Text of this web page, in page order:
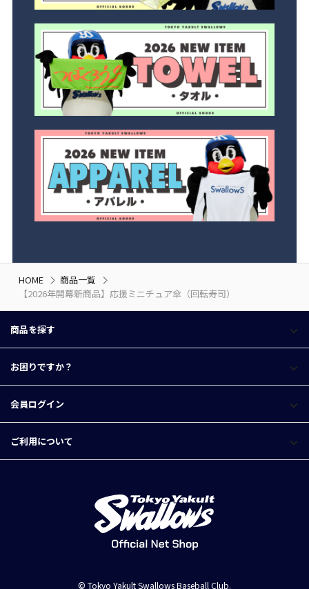
HOME
商品一覧
【2026年開幕新商品】応援ミニチュア傘（回転寿司）
商品を探す
お困りですか？
会員ログイン
ご利用について
© Tokyo Yakult Swallows Baseball Club.